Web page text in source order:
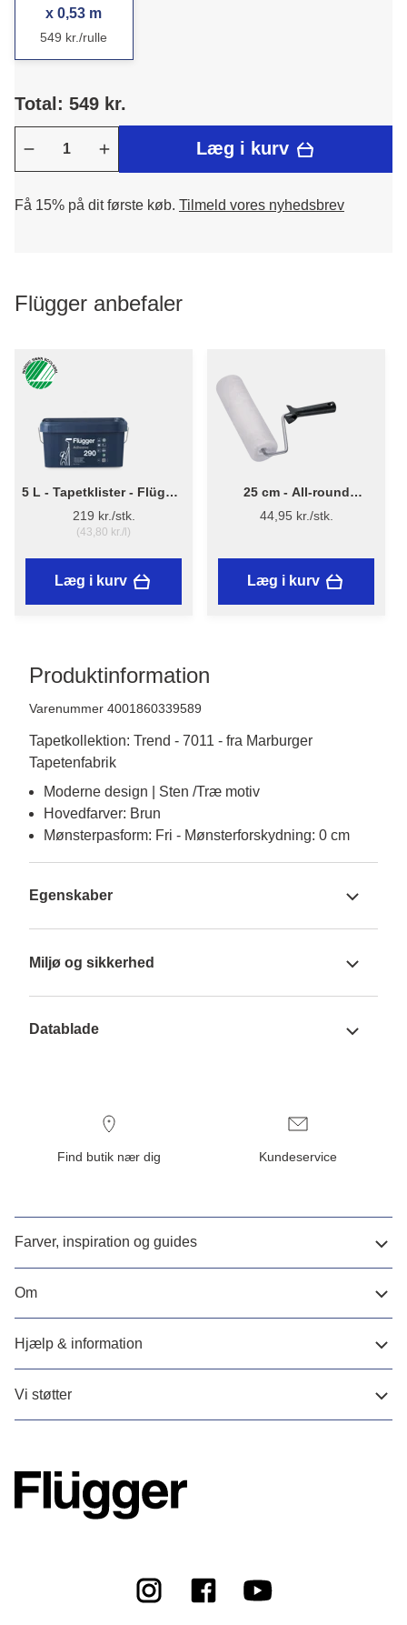
x 0,53 m
549 kr./rulle
Total: 549 kr.
Læg i kurv
Få 15% på dit første køb. Tilmeld vores nyhedsbrev
Flügger anbefaler
5 L - Tapetklister - Flügger
Adhesive 290
219 kr./stk.
(43,80 kr./l)
Læg i kurv
25 cm - All-round
Malerrulle m/skaft
44,95 kr./stk.
Læg i kurv
Produktinformation
Varenummer 4001860339589
Tapetkollektion: Trend - 7011 - fra Marburger
Tapetenfabrik
Moderne design | Sten /Træ motiv
Hovedfarver: Brun
Mønsterpasform: Fri - Mønsterforskydning: 0 cm
Egenskaber
Miljø og sikkerhed
Datablade
Find butik nær dig Kundeservice
Farver, inspiration og guides
Om
Hjælp & information
Vi støtter